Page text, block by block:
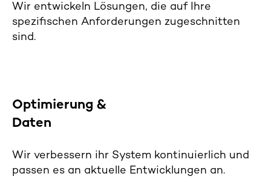
Wir entwickeln Lösungen, die auf Ihre
spezifischen Anforderungen zugeschnitten
sind.
Optimierung &
Daten
Wir verbessern ihr System kontinuierlich und
passen es an aktuelle Entwicklungen an.